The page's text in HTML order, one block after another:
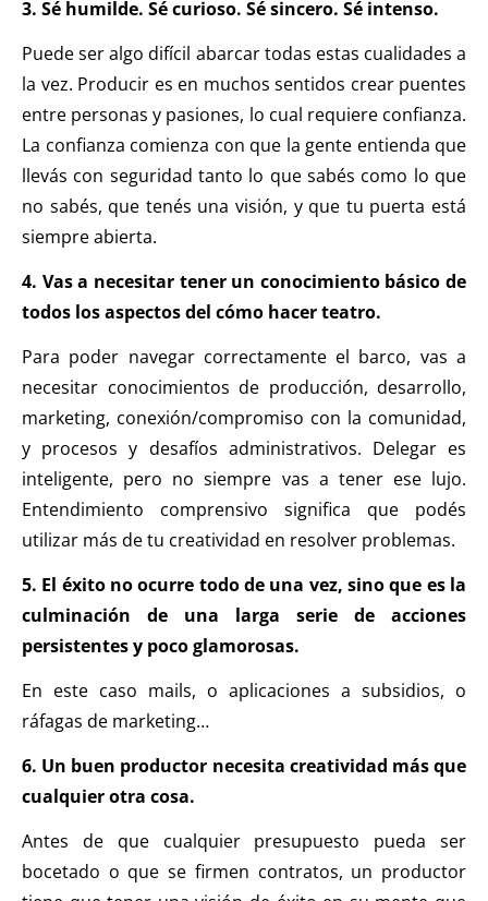
3. Sé humilde. Sé curioso. Sé sincero. Sé intenso.
Puede ser algo difícil abarcar todas estas cualidades a
la vez. Producir es en muchos sentidos crear puentes
entre personas y pasiones, lo cual requiere confianza.
La confianza comienza con que la gente entienda que
llevás con seguridad tanto lo que sabés como lo que
no sabés, que tenés una visión, y que tu puerta está
siempre abierta.
4. Vas a necesitar tener un conocimiento básico de
todos los aspectos del cómo hacer teatro.
Para poder navegar correctamente el barco, vas a
necesitar conocimientos de producción, desarrollo,
marketing, conexión/compromiso con la comunidad,
y procesos y desafíos administrativos. Delegar es
inteligente, pero no siempre vas a tener ese lujo.
Entendimiento comprensivo significa que podés
utilizar más de tu creatividad en resolver problemas.
5. El éxito no ocurre todo de una vez, sino que es la
culminación de una larga serie de acciones
persistentes y poco glamorosas.
En este caso mails, o aplicaciones a subsidios, o
ráfagas de marketing…
6. Un buen productor necesita creatividad más que
cualquier otra cosa.
Antes de que cualquier presupuesto pueda ser
bocetado o que se firmen contratos, un productor